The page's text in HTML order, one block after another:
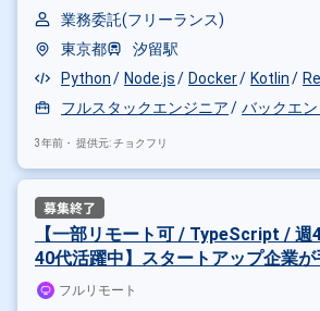
業務委託(フリーランス)
東京都
汐留駅
Python
Node.js Docker Kotlin
フルスタックエンジニア
バックエ
3年前・ 提供元: チョクフリ
【一部リモート可 / TypeScript / 週
40代活躍中】スタートアップ企業
レッジプラットフォームの開発を担
フルリモート